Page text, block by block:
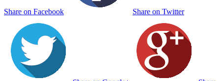
Share on Facebook Share on Twitter